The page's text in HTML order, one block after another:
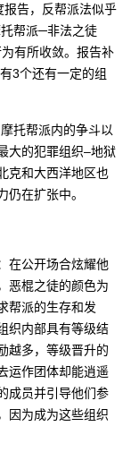
告，反帮派法似乎
帮派─非法之徒
有所收敛。报告补
3个还有一定的组
托帮派内的争斗以
大的犯罪组织–地狱
克和大西洋地区也
在扩张中。
在公开场合炫耀他
恶棍之徒的颜色为
帮派的生存和发
织内部具有等级结
越多，等级晋升的
运作团体却能逍遥
成员并引导他们参
因为成为这些组织